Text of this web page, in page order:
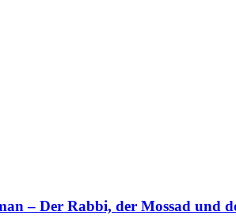
– Der Rabbi, der Mossad und